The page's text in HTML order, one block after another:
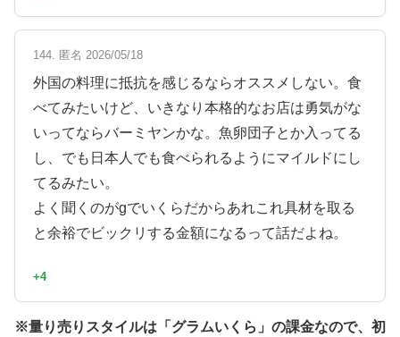
144. 匿名 2026/05/18
外国の料理に抵抗を感じるならオススメしない。食
べてみたいけど、いきなり本格的なお店は勇気がな
いってならバーミヤンかな。魚卵団子とか入ってる
し、でも日本人でも食べられるようにマイルドにし
てるみたい。
よく聞くのがgでいくらだからあれこれ具材を取る
と余裕でビックリする金額になるって話だよね。
+4
※量り売りスタイルは「グラムいくら」の課金なので、初